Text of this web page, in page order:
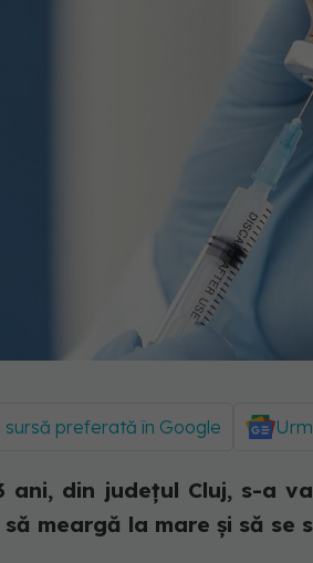
preferată în Google
ani, din județul Cluj, s-a
meargă la mare și să se